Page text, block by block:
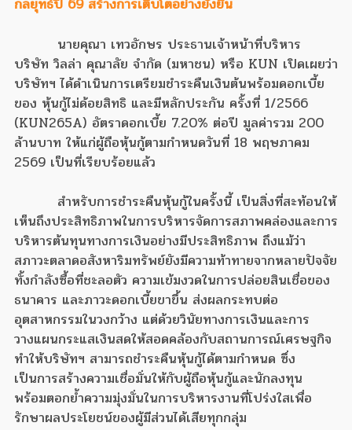
กลยุทธ์ปี 69 สร้างการเติบโตอย่างยั่งยืน
นายคุณา เทวอักษร ประธานเจ้าหน้าที่บริหาร
บริษัท วิลล่า คุณาลัย จำกัด (มหาชน) หรือ KUN เปิดเผยว่า
บริษัทฯ ได้ดำเนินการเตรียมชำระคืนเงินต้นพร้อมดอกเบี้ย
ของ หุ้นกู้ไม่ด้อยสิทธิ และมีหลักประกัน ครั้งที่ 1/2566
(KUN265A) อัตราดอกเบี้ย 7.20% ต่อปี มูลค่ารวม 200
ล้านบาท ให้แก่ผู้ถือหุ้นกู้ตามกำหนดวันที่ 18 พฤษภาคม
2569 เป็นที่เรียบร้อยแล้ว
สำหรับการชำระคืนหุ้นกู้ในครั้งนี้ เป็นสิ่งที่สะท้อนให้
เห็นถึงประสิทธิภาพในการบริหารจัดการสภาพคล่องและการ
บริหารต้นทุนทางการเงินอย่างมีประสิทธิภาพ ถึงแม้ว่า
สภาวะตลาดอสังหาริมทรัพย์ยังมีความท้าทายจากหลายปัจจัย
ทั้งกำลังซื้อที่ชะลอตัว ความเข้มงวดในการปล่อยสินเชื่อของ
ธนาคาร และภาวะดอกเบี้ยขาขึ้น ส่งผลกระทบต่อ
อุตสาหกรรมในวงกว้าง แต่ด้วยวินัยทางการเงินและการ
วางแผนกระแสเงินสดให้สอดคล้องกับสถานการณ์เศรษฐกิจ
ทำให้บริษัทฯ สามารถชำระคืนหุ้นกู้ได้ตามกำหนด ซึ่ง
เป็นการสร้างความเชื่อมั่นให้กับผู้ถือหุ้นกู้และนักลงทุน
พร้อมตอกย้ำความมุ่งมั่นในการบริหารงานที่โปร่งใสเพื่อ
รักษาผลประโยชน์ของผู้มีส่วนได้เสียทุกกลุ่ม